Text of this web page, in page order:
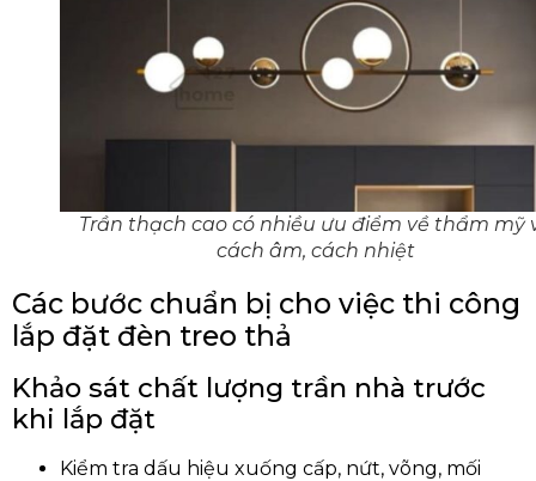
Trần thạch cao có nhiều ưu điểm về thẩm mỹ
cách âm, cách nhiệt
Các bước chuẩn bị cho việc thi công
lắp đặt đèn treo thả
Khảo sát chất lượng trần nhà trước
khi lắp đặt
Kiểm tra dấu hiệu xuống cấp, nứt, võng, mối